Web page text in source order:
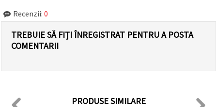
Recenzii: 0
TREBUIE SĂ FIȚI ÎNREGISTRAT PENTRU A POSTA
COMENTARII
PRODUSE SIMILARE